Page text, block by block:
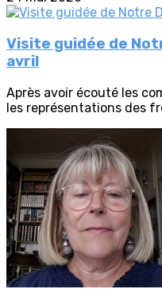
Visite guidée de
avril
Après avoir écouté les
les représentations des